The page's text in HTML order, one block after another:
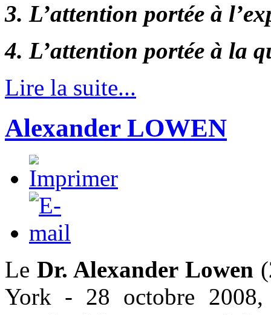
3. L’attention portée à
4. L’attention portée à la
Lire la suite...
Alexander LOWEN
Le Dr. Alexander Lowen
York - 28 octobre